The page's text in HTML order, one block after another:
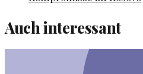
Auch interessant